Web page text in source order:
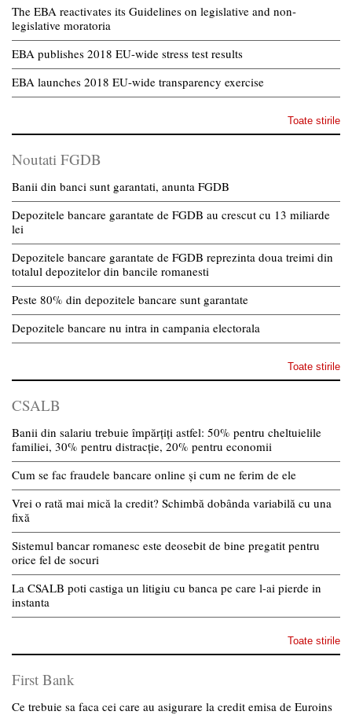
The EBA reactivates its Guidelines on legislative and non-
legislative moratoria
EBA publishes 2018 EU-wide stress test results
EBA launches 2018 EU-wide transparency exercise
Toate stirile
Noutati FGDB
Banii din banci sunt garantati, anunta FGDB
Depozitele bancare garantate de FGDB au crescut cu 13 miliarde
lei
Depozitele bancare garantate de FGDB reprezinta doua treimi din
totalul depozitelor din bancile romanesti
Peste 80% din depozitele bancare sunt garantate
Depozitele bancare nu intra in campania electorala
Toate stirile
CSALB
Banii din salariu trebuie împărțiți astfel: 50% pentru cheltuielile
familiei, 30% pentru distracție, 20% pentru economii
Cum se fac fraudele bancare online și cum ne ferim de ele
Vrei o rată mai mică la credit? Schimbă dobânda variabilă cu una
fixă
Sistemul bancar romanesc este deosebit de bine pregatit pentru
orice fel de socuri
La CSALB poti castiga un litigiu cu banca pe care l-ai pierde in
instanta
Toate stirile
First Bank
Ce trebuie sa faca cei care au asigurare la credit emisa de Euroins